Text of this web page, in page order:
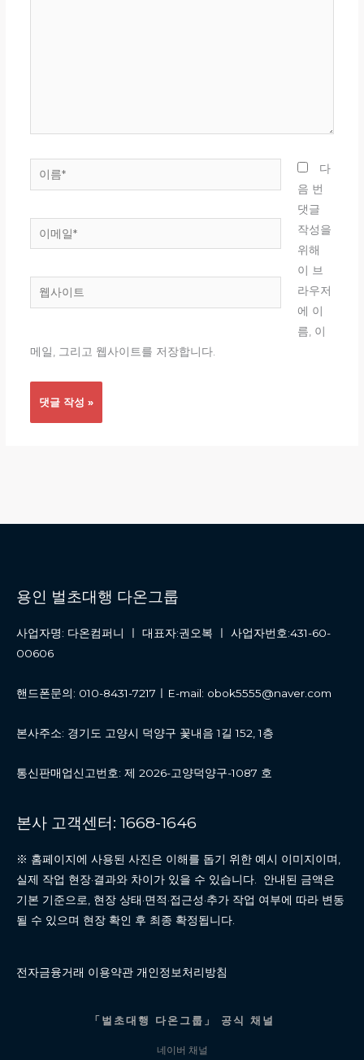
름
메
사
트
다
음 번
댓글
작성을
위해
이 브
라우저
에 이
름, 이
메일, 그리고 웹사이트를 저장합니다.
용인 벌초대행 다온그룹
사업자명: 다온컴퍼니 ㅣ 대표자:권오복 ㅣ 사업자번호:431-60-
00606
핸드폰문의: 010-8431-7217ㅣE-mail: obok5555@naver.com
본사주소: 경기도 고양시 덕양구 꽃내음 1길 152, 1층
통신판매업신고번호: 제 2026-고양덕양구-1087 호
본사 고객센터: 1668-1646
※ 홈페이지에 사용된 사진은 이해를 돕기 위한 예시 이미지이며,
실제 작업 현장·결과와 차이가 있을 수 있습니다. 안내된 금액은
기본 기준으로, 현장 상태·면적·접근성·추가 작업 여부에 따라 변동
될 수 있으며 현장 확인 후 최종 확정됩니다.
전자금융거래 이용약관 개인정보처리방침
「벌초대행 다온그룹」 공식 채널
네이버 채널